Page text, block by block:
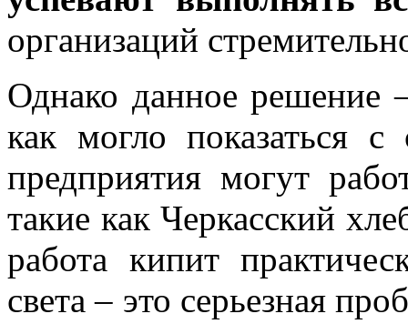
организаций
Однако данное решение
как могло показаться
предприятия могут
такие как Черкасский
работа кипит
света – это серьезная